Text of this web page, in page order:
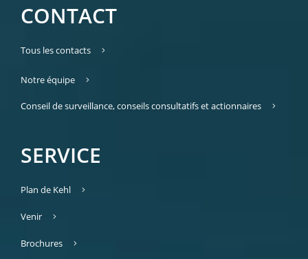
CONTACT
Tous les contacts
Notre équipe
Conseil de surveillance, conseils consultatifs et actionnaires
SERVICE
Plan de Kehl
Venir
Brochures